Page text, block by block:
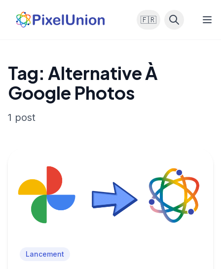
🇫🇷
Tag: Alternative À
Google Photos
1 post
Lancement